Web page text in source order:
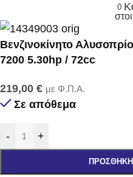
0
Βενζινοκίνητο
7200 5.30hp / 72cc
219,00 € με Φ.Π.Α.
Σε απόθεμα
- +